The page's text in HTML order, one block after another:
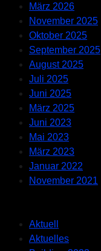
März 2026
November 2025
Oktober 2025
September 2025
August 2025
Juli 2025
Juni 2025
März 2025
Juni 2023
Mai 2023
März 2023
Januar 2022
November 2021
Aktuell
Aktuelles